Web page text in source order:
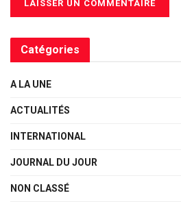
Catégories
A LA UNE
ACTUALITÉS
INTERNATIONAL
JOURNAL DU JOUR
NON CLASSÉ